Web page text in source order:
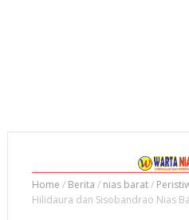
Home / Berita / nias barat/
Hilidaura dan Sisobandrao Nias